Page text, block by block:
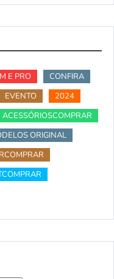
E PRO
CONFIRA
EVENTO
2024
ACESSÓRIOSCOMPRAR
ORIGINAL